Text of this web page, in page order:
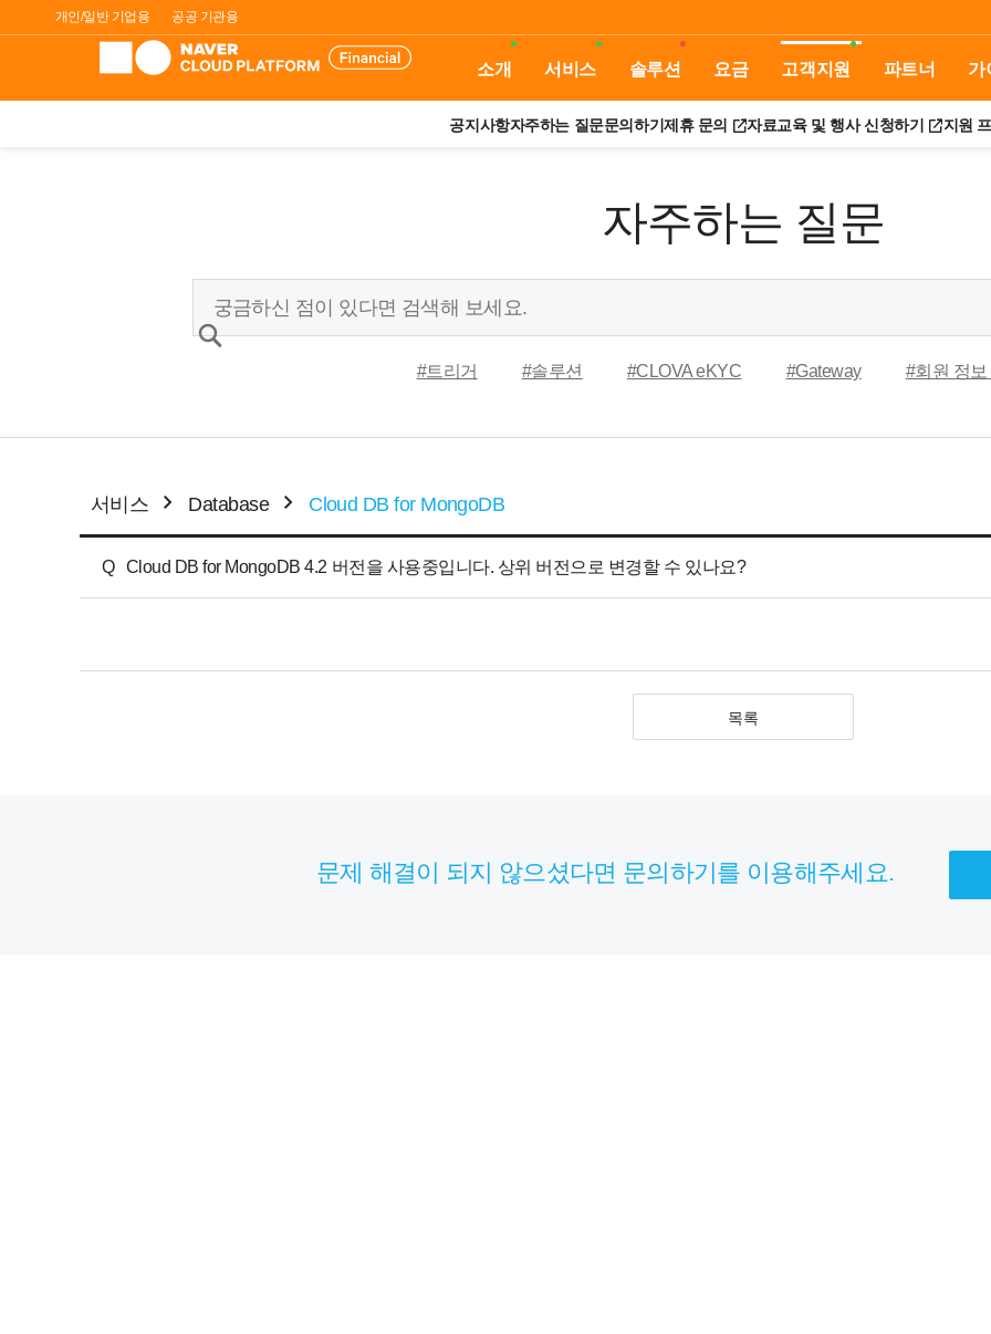
개인/일반 기업용 공공 기관용
소개 서비스 솔루션 요금 고객지원 파트너 가
공지사항자주하는 질문문의하기제휴 문의 자료교육 및 행사 신청하기 지원
자주하는 질문
#트리거 #솔루션 #CLOVA eKYC #Gateway #회원 정보
서비스 Database Cloud DB for MongoDB
Q Cloud DB for MongoDB 4.2 버전을 사용중입니다. 상위 버전으로 변경할 수 있나요?
목록
문제 해결이 되지 않으셨다면 문의하기를 이용해주세요.